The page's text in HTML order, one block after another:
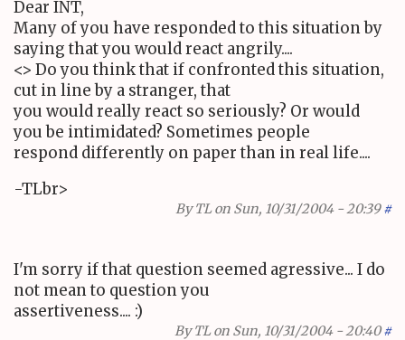
Dear INT,
Many of you have responded to this situation by
saying that you would react angrily....
<> Do you think that if confronted this situation,
cut in line by a stranger, that
you would really react so seriously? Or would
you be intimidated? Sometimes people
respond differently on paper than in real life....
-TLbr>
ByTLon Sun, 10/31/2004 - 20:39 #
I'm sorry if that question seemed agressive... I do
not mean to question you
assertiveness.... :)
ByTLon Sun, 10/31/2004 - 20:40 #